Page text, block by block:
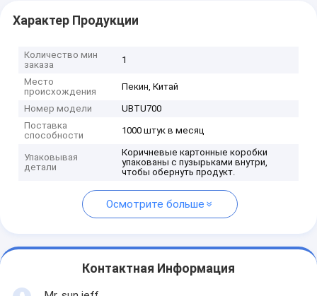
Характер Продукции
Количество мин
заказа
1
Место
происхождения
Пекин, Китай
Номер модели
UBTU700
Поставка
способности
1000 штук в месяц
Упаковывая
детали
Коричневые картонные коробки
упакованы с пузырьками внутри,
чтобы обернуть продукт.
Осмотрите больше
Контактная Информация